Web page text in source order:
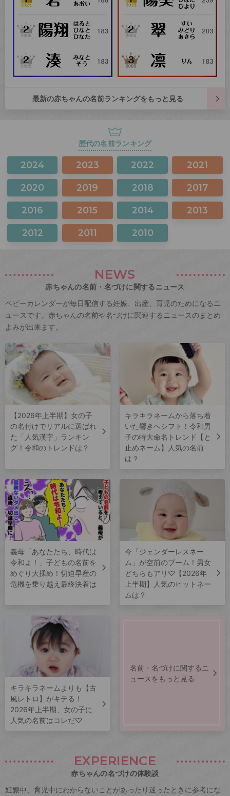
最新の赤ちゃんの名前ランキングをもっと見る
歴代の名前ランキング
2024 2023 2022 2021
2020 2019 2018 2017
2016 2015 2014 2013
2012 2011 2010
NEWS
赤ちゃんの名前・名づけに関するニュース
ベビーカレンダーが毎日配信する妊娠、出産、育児のためになるニ
ュースです。赤ちゃんの名前や名づけに関連するニュースのまとめ
よみが出来ます。
【2026年上半期】女の子
の名付けでリアルに選ばれ
た「人気漢字」ランキン
グ！令和のトレンドは？
キラキラネームから落ち着
いた響きへシフト！令和男
子の特大命名トレンド【と
止めネーム】人気の名前
は？
義母「あなたたち、時代は
令和よ！」子どもの名前を
めぐり大揉め！切迫早産の
危機を乗り越え最終決着は
今「ジェンダーレスネー
ム」が空前のブーム！男女
どちらもアリ♡【2026年
上半期】人気のヒットネー
ムは？
キラキラネームよりも【古
風レトロ】がキテる！
2026年上半期、女の子に
人気の名前はコレだ♡
名前・名づけに関するニ
ュースをもっと見る
EXPERIENCE
赤ちゃんの名づけの体験談
妊娠中、育児中にわからないことがあったり迷ったときに参考にな